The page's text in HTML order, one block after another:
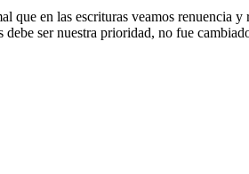
en las escrituras veamos renuencia y
ser nuestra prioridad, no fue